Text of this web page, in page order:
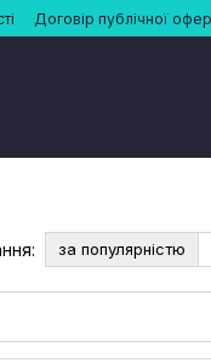
Договір публічної
за популярністю